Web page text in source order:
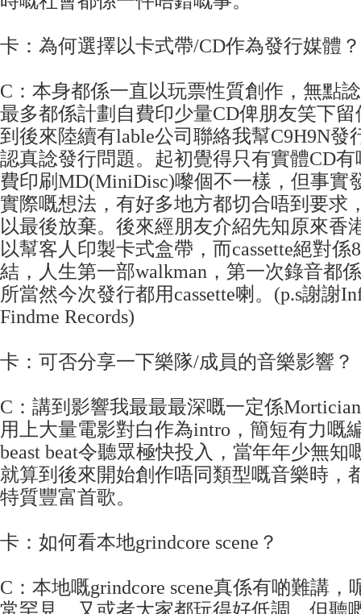
卡：為何選擇以卡式帶/CD作為發行媒體？
C：本身都係一直以玩票性質創作，無點
最多都係計劃自費印少量CD俾朋友笑下
到後來陸續有lable公司聯絡我幫C9H9N發
認真諗發行問題。起初覺得只有實體CD
費印刷MD(MiniDisc)嚟個不一樣，但事實
實際嘅想法，有好多地方都切合唔到要求
以最後放棄。後來經朋友介紹先知原來香
以幫客人印製卡式盒帶，而cassette絕對
結，人生第一部walkman，第一次錄音都
所當然今次發行都用cassette喇。(p.s謝謝
Findme Records)
卡：可否分享一下樂隊/成員的音樂影響？
C：講到影響我最最最深嘅一定係
用上大量電影對白作為intro，簡短有力嘅
beast beat令聽眾極快投入，當年年少無知
就算到後來開始創作唔同類型嘅音樂時，
特質豐富首歌。
卡：如何看本地grindcore scene？
C：本地嘅grindcore scene真係有啲難講，